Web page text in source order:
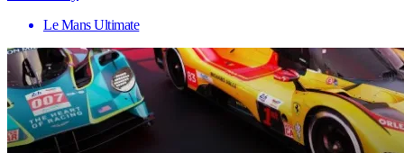
Le Mans Ultimate